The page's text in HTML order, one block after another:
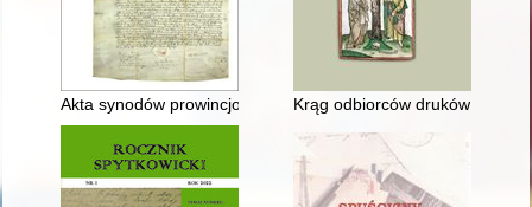
Akta synodów prowincjonalnych Jednoty Litewskiej 1638-1655
Krąg odbiorców druków